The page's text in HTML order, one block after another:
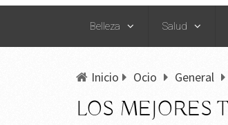
Belleza Salud
Inicio Ocio General
LOS MEJORES